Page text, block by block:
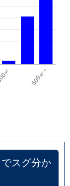
スグ分か